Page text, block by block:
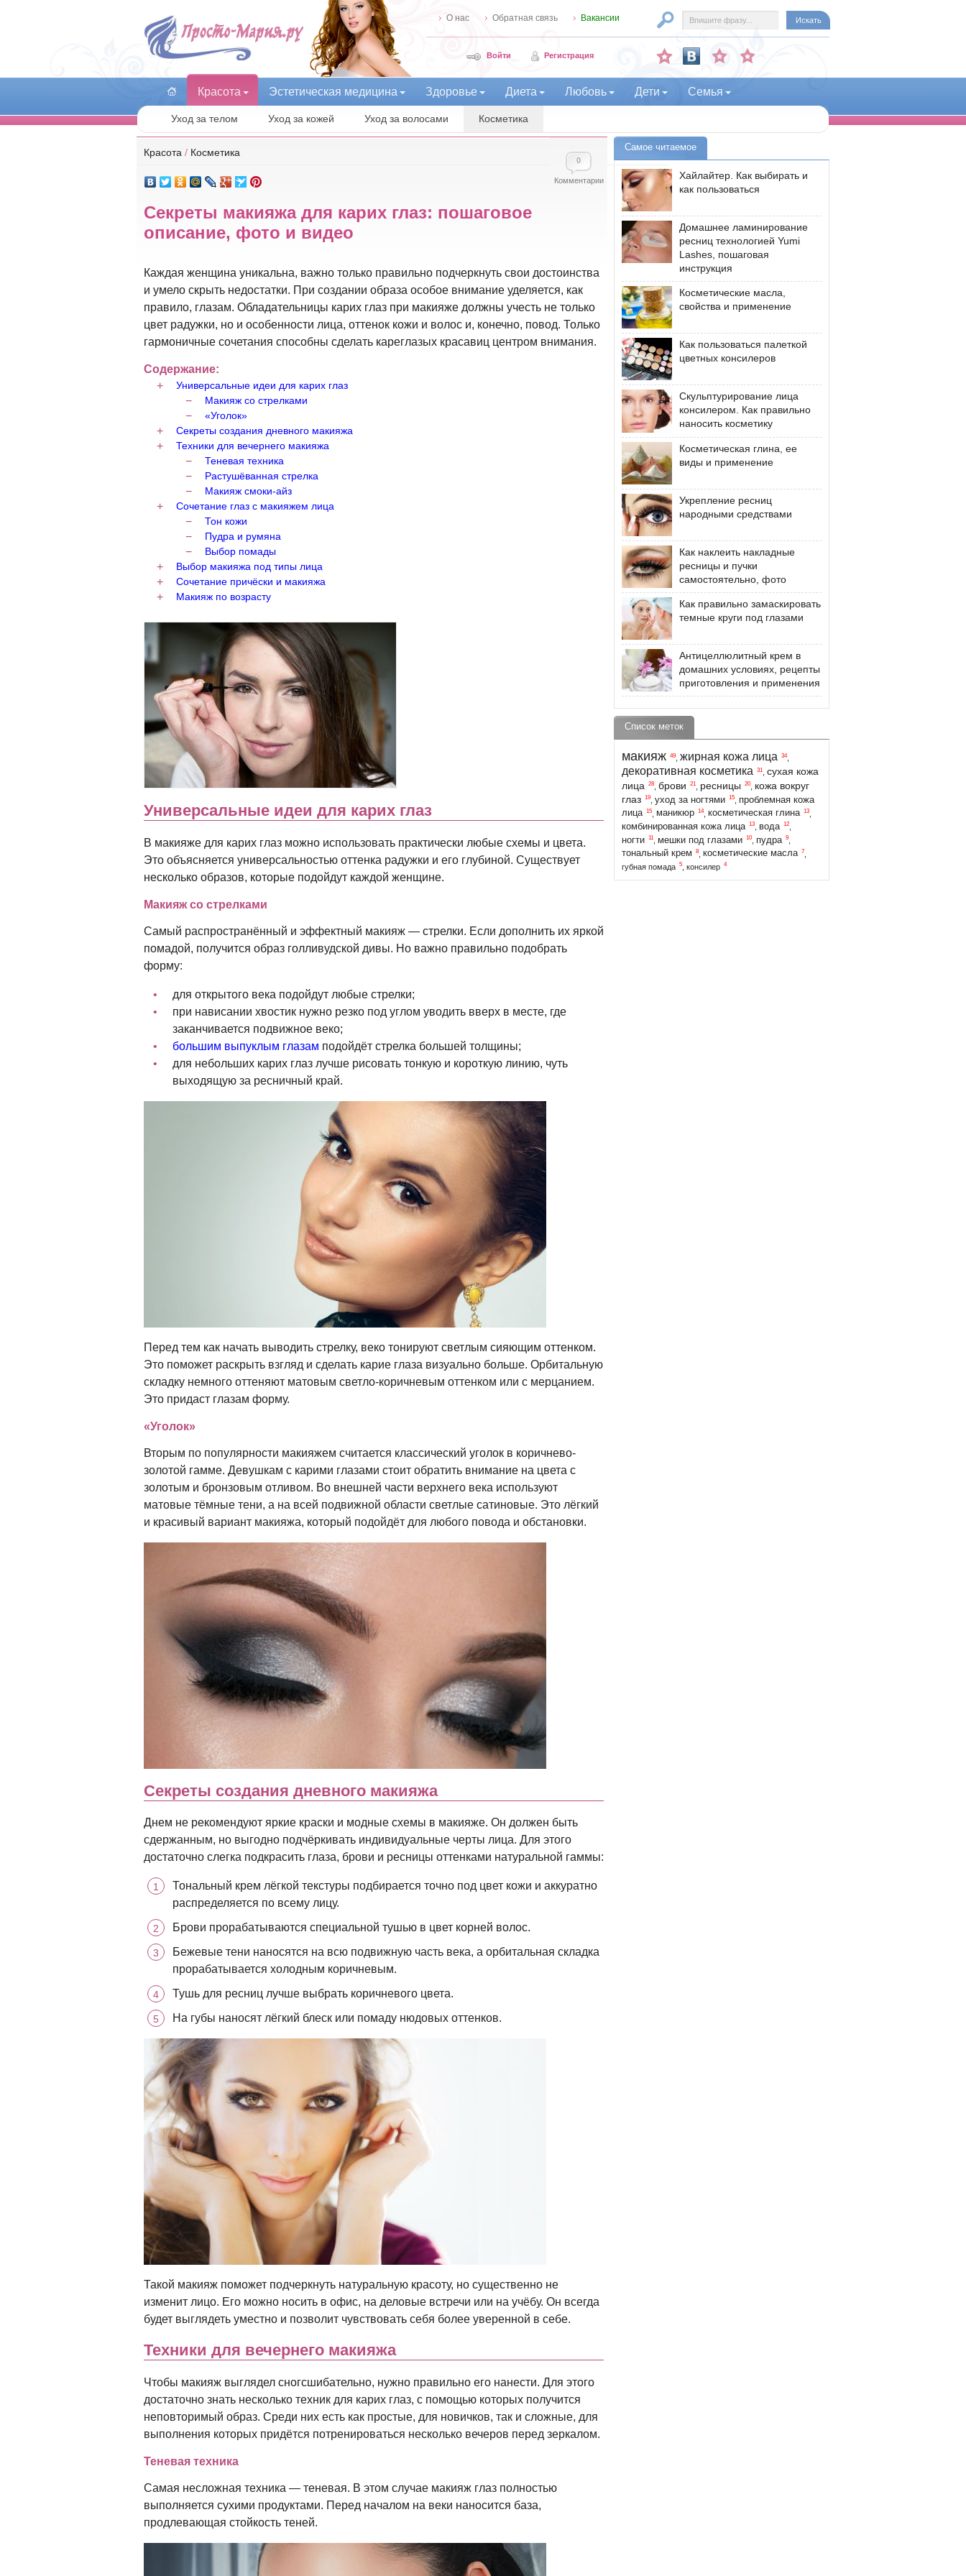
О нас Обратная связь Вакансии
Войти Регистрация
Красота Эстетическая медицина Здоровье Диета Любовь Дети Семья
Уход за телом Уход за кожей Уход за волосами Косметика
Красота / Косметика
0
Комментарии
Секреты макияжа для карих глаз: пошаговое
описание, фото и видео
Каждая женщина уникальна, важно только правильно подчеркнуть свои достоинства
и умело скрыть недостатки. При создании образа особое внимание уделяется, как
правило, глазам. Обладательницы карих глаз при макияже должны учесть не только
цвет радужки, но и особенности лица, оттенок кожи и волос и, конечно, повод. Только
гармоничные сочетания способны сделать кареглазых красавиц центром внимания.
Содержание:
Универсальные идеи для карих глаз
Макияж со стрелками
«Уголок»
Секреты создания дневного макияжа
Техники для вечернего макияжа
Теневая техника
Растушёванная стрелка
Макияж смоки-айз
Сочетание глаз с макияжем лица
Тон кожи
Пудра и румяна
Выбор помады
Выбор макияжа под типы лица
Сочетание причёски и макияжа
Макияж по возрасту
Универсальные идеи для карих глаз
В макияже для карих глаз можно использовать практически любые схемы и цвета.
Это объясняется универсальностью оттенка радужки и его глубиной. Существует
несколько образов, которые подойдут каждой женщине.
Макияж со стрелками
Самый распространённый и эффектный макияж — стрелки. Если дополнить их яркой
помадой, получится образ голливудской дивы. Но важно правильно подобрать
форму:
для открытого века подойдут любые стрелки;
при нависании хвостик нужно резко под углом уводить вверх в месте, где
заканчивается подвижное веко;
большим выпуклым глазам подойдёт стрелка большей толщины;
для небольших карих глаз лучше рисовать тонкую и короткую линию, чуть
выходящую за ресничный край.
Перед тем как начать выводить стрелку, веко тонируют светлым сияющим оттенком.
Это поможет раскрыть взгляд и сделать карие глаза визуально больше. Орбитальную
складку немного оттеняют матовым светло-коричневым оттенком или с мерцанием.
Это придаст глазам форму.
«Уголок»
Вторым по популярности макияжем считается классический уголок в коричнево-
золотой гамме. Девушкам с карими глазами стоит обратить внимание на цвета с
золотым и бронзовым отливом. Во внешней части верхнего века используют
матовые тёмные тени, а на всей подвижной области светлые сатиновые. Это лёгкий
и красивый вариант макияжа, который подойдёт для любого повода и обстановки.
Секреты создания дневного макияжа
Днем не рекомендуют яркие краски и модные схемы в макияже. Он должен быть
сдержанным, но выгодно подчёркивать индивидуальные черты лица. Для этого
достаточно слегка подкрасить глаза, брови и ресницы оттенками натуральной гаммы:
Тональный крем лёгкой текстуры подбирается точно под цвет кожи и аккуратно
распределяется по всему лицу.
Брови прорабатываются специальной тушью в цвет корней волос.
Бежевые тени наносятся на всю подвижную часть века, а орбитальная складка
прорабатывается холодным коричневым.
Тушь для ресниц лучше выбрать коричневого цвета.
На губы наносят лёгкий блеск или помаду нюдовых оттенков.
Такой макияж поможет подчеркнуть натуральную красоту, но существенно не
изменит лицо. Его можно носить в офис, на деловые встречи или на учёбу. Он всегда
будет выглядеть уместно и позволит чувствовать себя более уверенной в себе.
Техники для вечернего макияжа
Чтобы макияж выглядел сногсшибательно, нужно правильно его нанести. Для этого
достаточно знать несколько техник для карих глаз, с помощью которых получится
неповторимый образ. Среди них есть как простые, для новичков, так и сложные, для
выполнения которых придётся потренироваться несколько вечеров перед зеркалом.
Теневая техника
Самая несложная техника — теневая. В этом случае макияж глаз полностью
выполняется сухими продуктами. Перед началом на веки наносится база,
продлевающая стойкость теней.
Самое читаемое
Хайлайтер. Как выбирать и
как пользоваться
Домашнее ламинирование
ресниц технологией Yumi
Lashes, пошаговая
инструкция
Косметические масла,
свойства и применение
Как пользоваться палеткой
цветных консилеров
Скульптурирование лица
консилером. Как правильно
наносить косметику
Косметическая глина, ее
виды и применение
Укрепление ресниц
народными средствами
Как наклеить накладные
ресницы и пучки
самостоятельно, фото
Как правильно замаскировать
темные круги под глазами
Антицеллюлитный крем в
домашних условиях, рецепты
приготовления и применения
Список меток
макияж 49 жирная кожа лица 34,
декоративная косметика 31
сухая кожа
лица
28 брови 21 ресницы 20, кожа вокруг
глаз 19 уход за ногтями 15
проблемная кожа
лица 15 маникюр 14, косметическая глина 13
комбинированная кожа лица 13 вода 12
ногти 11 мешки под глазами 10, пудра 9
тональный крем 8 косметические масла 7
губная помада 5 консилер 4